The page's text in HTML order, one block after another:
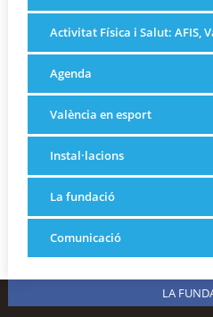
Activitat Física i Salut: AFIS,
Agenda
València en esport
Instal·lacions
La fundació
Comunicació
LA